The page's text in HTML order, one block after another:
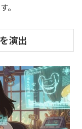
。
演出